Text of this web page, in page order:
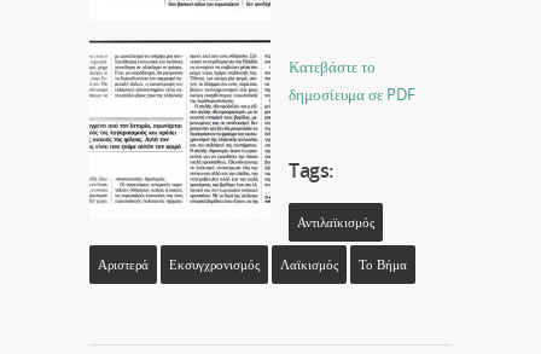
Κατεβάστε το
δημοσίευμα σε PDF
Tags:
Αντιλαϊκισμός
Αριστερά Εκσυγχρονισμός Λαϊκισμός Το Βήμα